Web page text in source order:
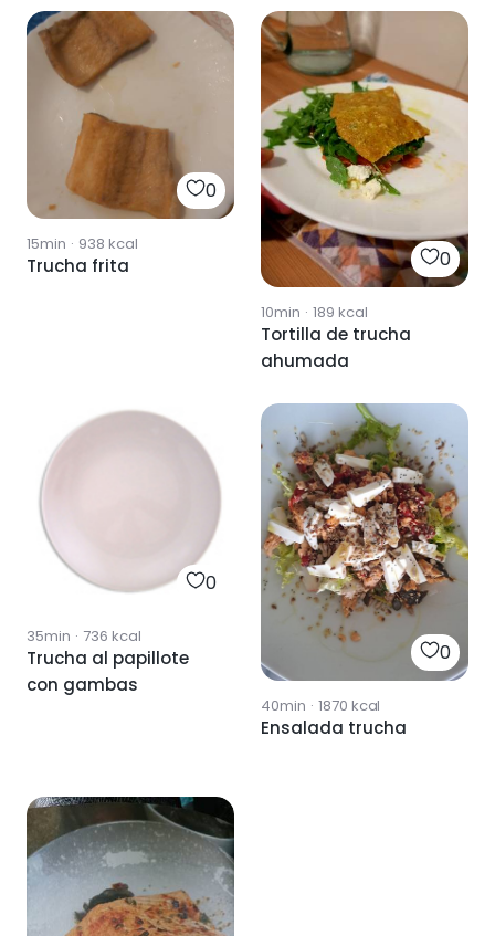
0
15min · 938 kcal
Trucha frita 0
10min · 189 kcal
Tortilla de trucha
ahumada
0
35min · 736 kcal
Trucha al papillote
con gambas
0
40min · 1870 kcal
Ensalada trucha